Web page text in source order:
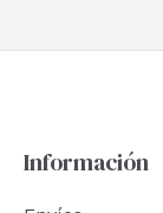
Información